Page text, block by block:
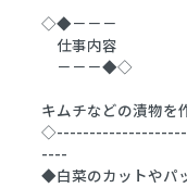
◇◆－－－
仕事内容
－－－◆◇
キムチなどの漬物を
----
◆白菜のカットやパ